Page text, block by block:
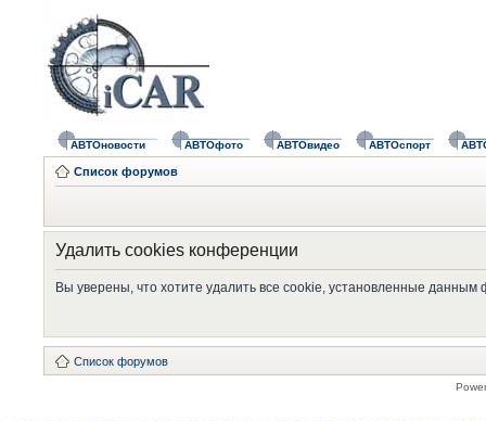
АВТОновости АВТОфото АВТОвидео АВТОспорт
Список форумов
Удалить cookies конференции
Вы уверены, что хотите удалить все cookie, установленные
Список форумов